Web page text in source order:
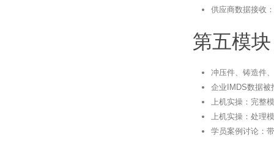
供应商数据接收
第五模
冲压件、铸造件
企业IMDS数据被
上机实操：完整
上机实操：处理
学员案例讨论：